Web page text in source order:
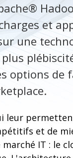
et
une
options de
leur
et de
IT : le